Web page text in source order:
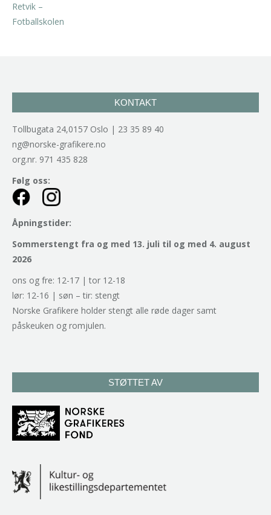
KONTAKT
Tollbugata 24,0157 Oslo | 23 35 89 40
ng@norske-grafikere.no
org.nr. 971 435 828
Følg oss:
Åpningstider:
Sommerstengt fra og med 13. juli til og med 4. august
2026
ons og fre: 12-17 | tor 12-18
lør: 12-16 | søn – tir: stengt
Norske Grafikere holder stengt alle røde dager samt
påskeuken og romjulen.
STØTTET AV